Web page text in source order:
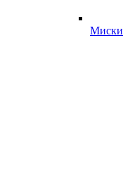
Миски